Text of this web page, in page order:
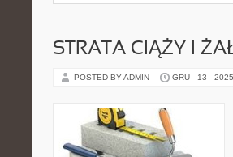
STRATA CIĄŻY I
POSTED BY ADMIN GRU - 13 - 2025